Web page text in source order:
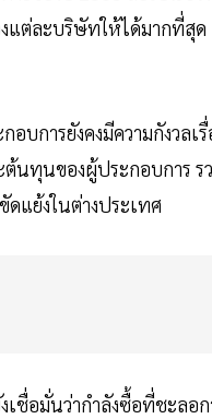
แต่ละบริษัทให้ได้มากที่สุด
อบการยังคงมีความกังวล
นทุนของผู้ประกอบการ ร
ดแย้งในต่างประเทศ
งเชื่อมั่นว่ากำลังซื้อที่ชะล